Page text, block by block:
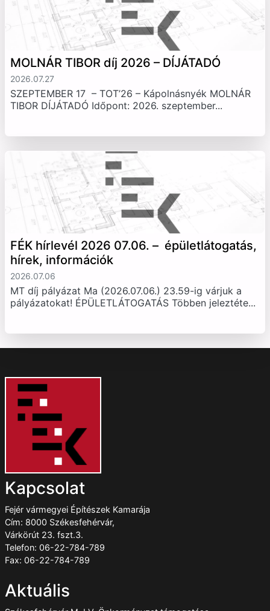
MOLNÁR TIBOR díj 2026 – DÍJÁTADÓ
2026.07.27
SZEPTEMBER 17 – TOT’26 – Kápolnásnyék MOLNÁR
TIBOR DÍJÁTADÓ Időpont: 2026. szeptember...
FÉK hírlevél 2026 07.06. – épületlátogatás,
hírek, információk
2026.07.06
MT díj pályázat Ma (2026.07.06.) 23.59-ig várjuk a
pályázatokat! ÉPÜLETLÁTOGATÁS Többen jeleztéte...
Kapcsolat
Fejér vármegyei Építészek Kamarája
Cím: 8000 Székesfehérvár,
Várkörút 23. fszt.3.
Telefon: 06-22-784-789
Fax: 06-22-784-789
Aktuális